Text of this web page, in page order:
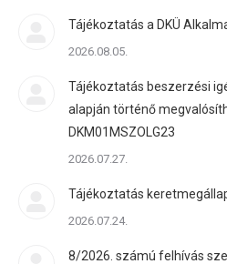
Tájékoztatás a DKÜ
2026.08.05.
Tájékoztatás beszerzési
alapján történő
DKM01MSZOLG23
2026.07.27.
Tájékoztatás
2026.07.24.
8/2026. számú felhívás